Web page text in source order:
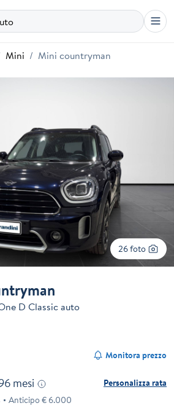
Mini Mini countryman
26 foto
D Classic auto
Monitora prezzo
mesi
Personalizza rata
Anticipo € 6.000